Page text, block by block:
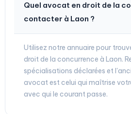
Quel avocat en droit de la
contacter à Laon ?
Utilisez notre annuaire pour
droit de la concurrence à Laon.
spécialisations déclarées et
avocat est celui qui maîtrise
avec qui le courant passe.